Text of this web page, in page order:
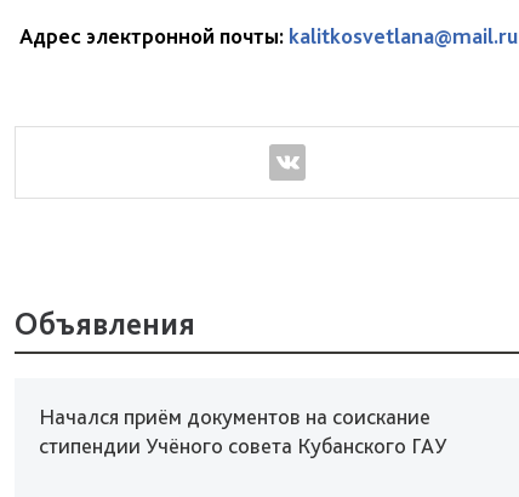
Адрес электронной почты: kalitkosvetlana@mail.ru
Объявления
Начался приём документов на соискание
стипендии Учёного совета Кубанского ГАУ